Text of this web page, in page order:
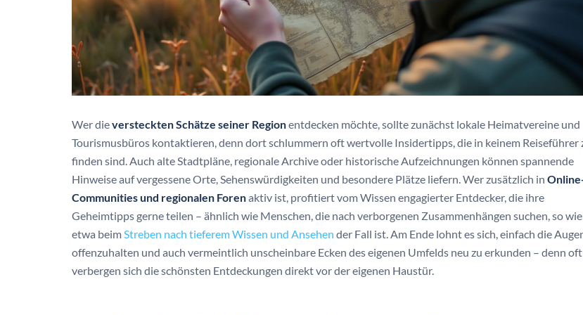
Wer dieversteckten Schätze seiner Regionentdecken möchte, sollte zunächst lokale Heimatvereine und
Tourismusbüros kontaktieren, denn dort schlummern oft wertvolle Insidertipps, die in keinem Reiseführer
finden sind. Auch alte Stadtpläne, regionale Archive oder historische Aufzeichnungen können spannende
Hinweise auf vergessene Orte, Sehenswürdigkeiten und besondere Plätze liefern. Wer zusätzlich in
Communities und regionalen Forenaktiv ist, profitiert vom Wissen engagierter Entdecker, die ihre
Geheimtipps gerne teilen – ähnlich wie Menschen, die nach verborgenen Zusammenhängen suchen, so
etwa beim Streben nach tieferem Wissen und Ansehen der Fall ist. Am Ende lohnt es sich, einfach die
offenzuhalten und auch vermeintlich unscheinbare Ecken des eigenen Umfelds neu zu erkunden – denn oft
verbergen sich die schönsten Entdeckungen direkt vor der eigenen Haustür.